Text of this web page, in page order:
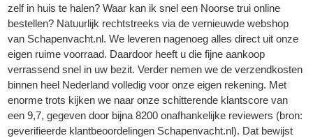
zelf in huis te halen? Waar kan ik snel een Noorse trui online
bestellen? Natuurlijk rechtstreeks via de vernieuwde webshop
van Schapenvacht.nl. We leveren nagenoeg alles direct uit onze
eigen ruime voorraad. Daardoor heeft u die fijne aankoop
verrassend snel in uw bezit. Verder nemen we de verzendkosten
binnen heel Nederland volledig voor onze eigen rekening. Met
enorme trots kijken we naar onze schitterende klantscore van
een 9,7, gegeven door bijna 8200 onafhankelijke reviewers (bron:
geverifieerde klantbeoordelingen Schapenvacht.nl). Dat bewijst